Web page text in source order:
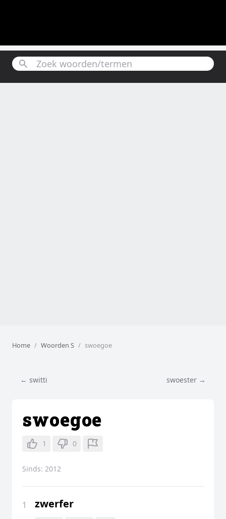
Home Woorden S swoegoe
← switti swoester →
swoegoe
1 0
Sinds: 2012
1 zwerfer